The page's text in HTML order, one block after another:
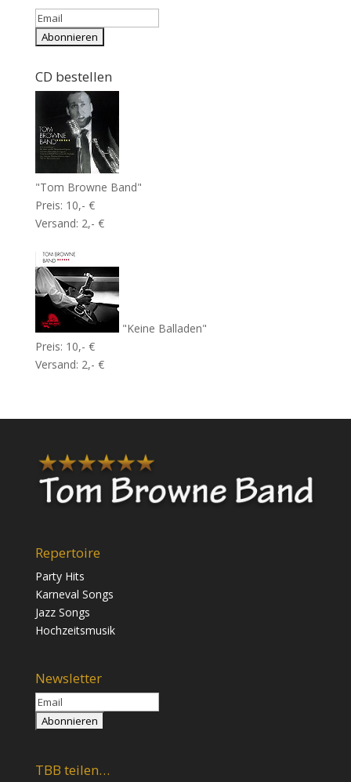
CD bestellen
"Tom Browne Band"
Preis: 10,- €
Versand: 2,- €
"Keine Balladen"
Preis: 10,- €
Versand: 2,- €
Repertoire
Party Hits
Karneval Songs
Jazz Songs
Hochzeitsmusik
Newsletter
TBB teilen…